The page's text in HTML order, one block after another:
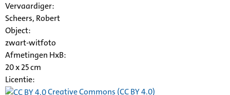
Vervaardiger:
Scheers, Robert
Object:
zwart-witfoto
Afmetingen HxB:
20 x 25 cm
Licentie:
Creative Commons (CC BY 4.0)